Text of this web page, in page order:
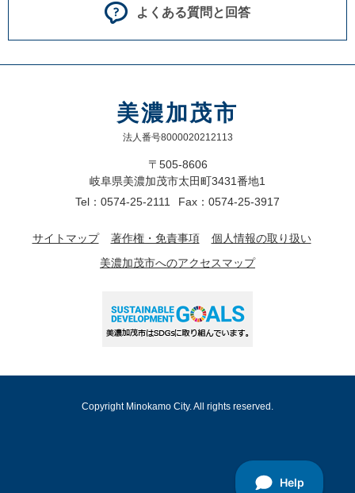
よくある質問と回答
美濃加茂市
法人番号8000020212113
〒505-8606
岐阜県美濃加茂市太田町3431番地1
Tel：0574-25-2111
Fax：0574-25-3917
サイトマップ 著作権・免責事項
個人情報の取り扱い
美濃加茂市へのアクセスマップ
Copyright Minokamo City. All rights reserved.